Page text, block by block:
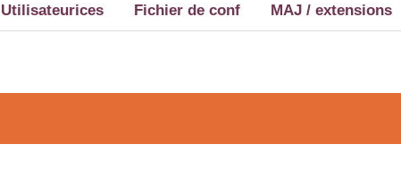
Utilisateurices Fichier de conf MAJ / extensions